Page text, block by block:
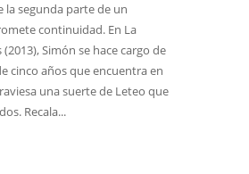
la segunda parte de un
continuidad. En La
(2013), Simón se hace cargo de
cinco años que encuentra en
una suerte de Leteo que
Recala...